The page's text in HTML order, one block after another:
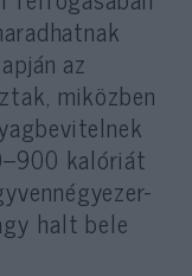
az
miközben
kalóriát
halt bele